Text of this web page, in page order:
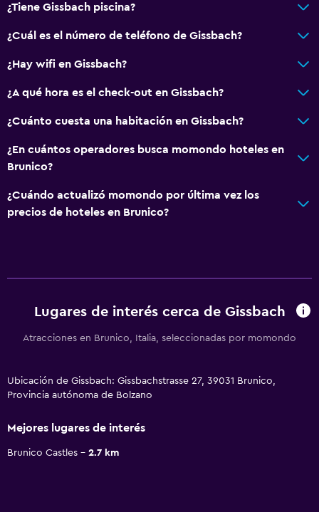
¿Tiene Gissbach piscina?
¿Cuál es el número de teléfono de Gissbach?
¿Hay wifi en Gissbach?
¿A qué hora es el check-out en Gissbach?
¿Cuánto cuesta una habitación en Gissbach?
¿En cuántos operadores busca momondo hoteles en
Brunico?
¿Cuándo actualizó momondo por última vez los
precios de hoteles en Brunico?
Lugares de interés cerca de Gissbach
Atracciones en Brunico, Italia, seleccionadas por momondo
Ubicación de Gissbach: Gissbachstrasse 27, 39031 Brunico,
Provincia autónoma de Bolzano
Mejores lugares de interés
Brunico Castles 2.7 km